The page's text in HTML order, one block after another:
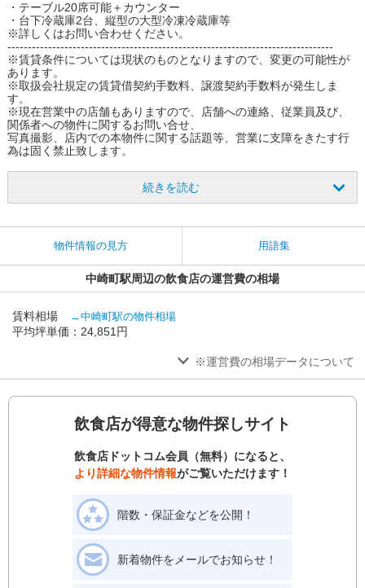
・テーブル20席可能＋カウンター
・台下冷蔵庫2台、縦型の大型冷凍冷蔵庫等
※詳しくはお問い合わせください。
--------------------------------------------------------------------------------
※賃貸条件については現状のものとなりますので、変更の可能性が
あります。
※取扱会社規定の賃貸借契約手数料、譲渡契約手数料が発生しま
す。
※現在営業中の店舗もありますので、店舗への連絡、従業員及び、
関係者への物件に関するお問い合せ、
写真撮影、店内での本物件に関する話題等、営業に支障をきたす行
為は固く禁止致します。
続きを読む
物件情報の見方 用語集
中崎町駅周辺の飲食店の運営費の相場
賃料相場 →中崎町駅の物件相場
平均坪単価：24,851円
※運営費の相場データについて
飲食店が得意な物件探しサイト
飲食店ドットコム会員（無料）になると、
より詳細な物件情報がご覧いただけます！
階数・保証金などを公開！
新着物件をメールでお知らせ！